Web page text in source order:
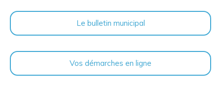
Le bulletin municipal
Vos démarches en ligne